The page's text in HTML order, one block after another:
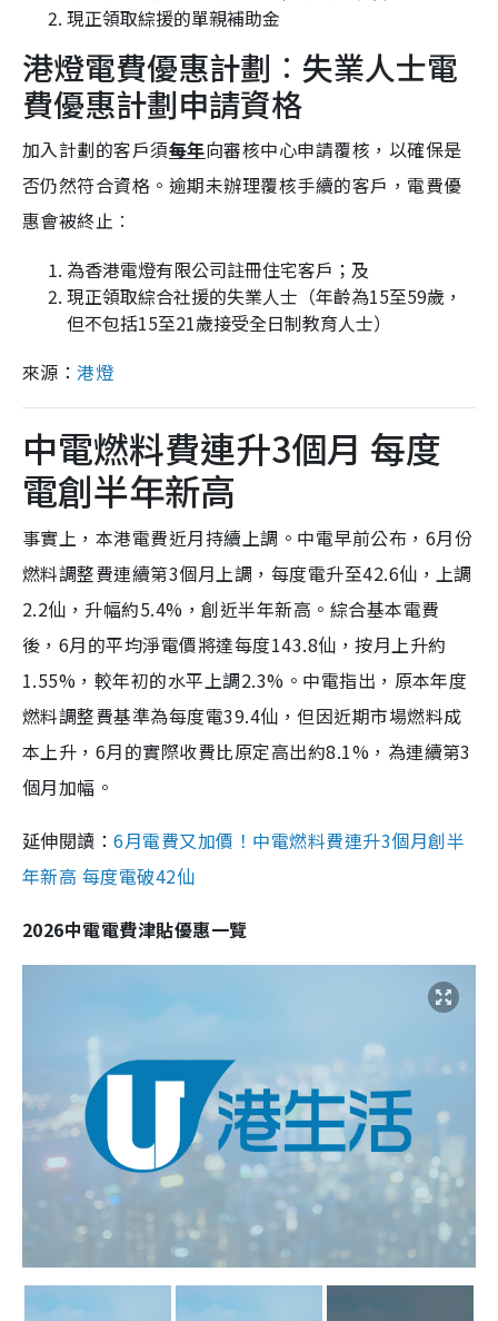
現正領取綜援的單親補助金
港燈電費優惠計劃︰失業人士電
費優惠計劃申請資格
加入計劃的客戶須每年向審核中心申請覆核，以確保是
否仍然符合資格。逾期未辦理覆核手續的客戶，電費優
惠會被終止︰
為香港電燈有限公司註冊住宅客戶；及
現正領取綜合社援的失業人士（年齡為15至59歲，
但不包括15至21歲接受全日制教育人士）
來源：港燈
中電燃料費連升3個月 每度
電創半年新高
事實上，本港電費近月持續上調。中電早前公布，6月份
燃料調整費連續第3個月上調，每度電升至42.6仙，上調
2.2仙，升幅約5.4%，創近半年新高。綜合基本電費
後，6月的平均淨電價將達每度143.8仙，按月上升約
1.55%，較年初的水平上調2.3%。中電指出，原本年度
燃料調整費基準為每度電39.4仙，但因近期市場燃料成
本上升，6月的實際收費比原定高出約8.1%，為連續第3
個月加幅。
延伸閱讀：6月電費又加價！中電燃料費連升3個月創半
年新高 每度電破42仙
2026中電電費津貼優惠一覽